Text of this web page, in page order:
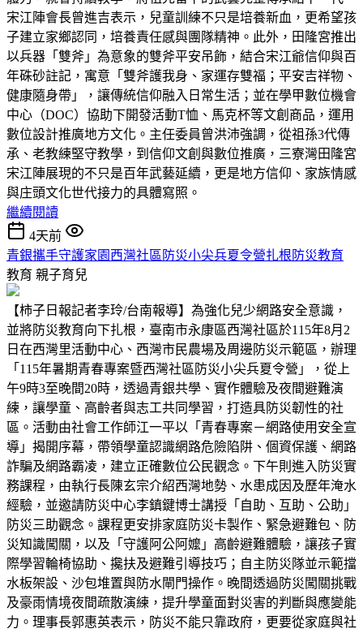
宋江陣會長曾進吉表示，兒童訓練不只是培養新血，更希望孩
子建立家鄉認同，培養責任感與團隊精神。此外，田隆宮推出
以兵器「雙斧」為意象的雙斧平安吊飾，結合宋江爺信仰與百
年硃砂註記，寓意「雙斧護我身、家運存雙福；平安吉祥物、
健康隨身帶」，讓傳統信仰融入日常生活；並在學甲數位機會
中心（DOC）協助下開發活動T恤、馬克杯等文創商品，運用
數位設計推廣地方文化。主任委員曾洪沛強調，從祖孫3代傳
承、老教練堅守教學，到信仰文創與數位推廣，三寮灣田隆宮
宋江陣展現的不只是百年武藝延續，更是地方信仰、家族情感
與庄頭文化世代接力的具體寫照。
繼續閱讀
4天前
青銀攜手守護家園西灣社區防災小尖兵夏令營扎根防災教育
教育 親子育兒
【柿子日報記者李玲/台南報導】為強化兒少網路安全意識，
並將防災教育向下扎根，臺南市永康區西灣社區於115年8月2
日在西灣里活動中心、西灣市民農場及周邊防災示範區，辦理
「115年暑期青春專案暨西灣社區防災小尖兵夏令營」，從上
午9時3至晚間20時，透過青銀共學、實作體驗及夜間避難演
練，讓學童、高齡者與志工共同學習，打造具防災韌性的社
區。活動由社會工作師江一平以「青春專案－網路使用安全宣
導」揭開序幕，帶領學童認識網路危險陷阱、個資保護、網路
詐騙及網路霸凌，建立正確數位公民觀念。下午則進入防災實
務課程，由執行長陳玄宗介紹西灣地勢、水患成因及歷年淹水
經驗，並邀請防災中心李鎮鍵博士講授「自助、互助、公助」
防災三助觀念。課程更安排家庭防災卡製作、緊急避難包、防
災知識闖關，以及「守護阿公阿嬤」高齡避難體驗，讓孩子實
際學習輪椅協助、攙扶及避難引導技巧；自主防災隊並示範擋
水板架設、沙包堆置與防水閘門操作。晚間透過防災闖關挑戰
及豪雨情境夜間疏散演練，提升學童面對災害的判斷與應變能
力。理事長郭惠英表示，防災不能只靠政府，更要從家庭與社